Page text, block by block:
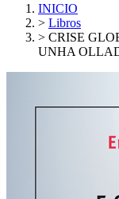
INICIO
> Libros
> CRISE
UNHA